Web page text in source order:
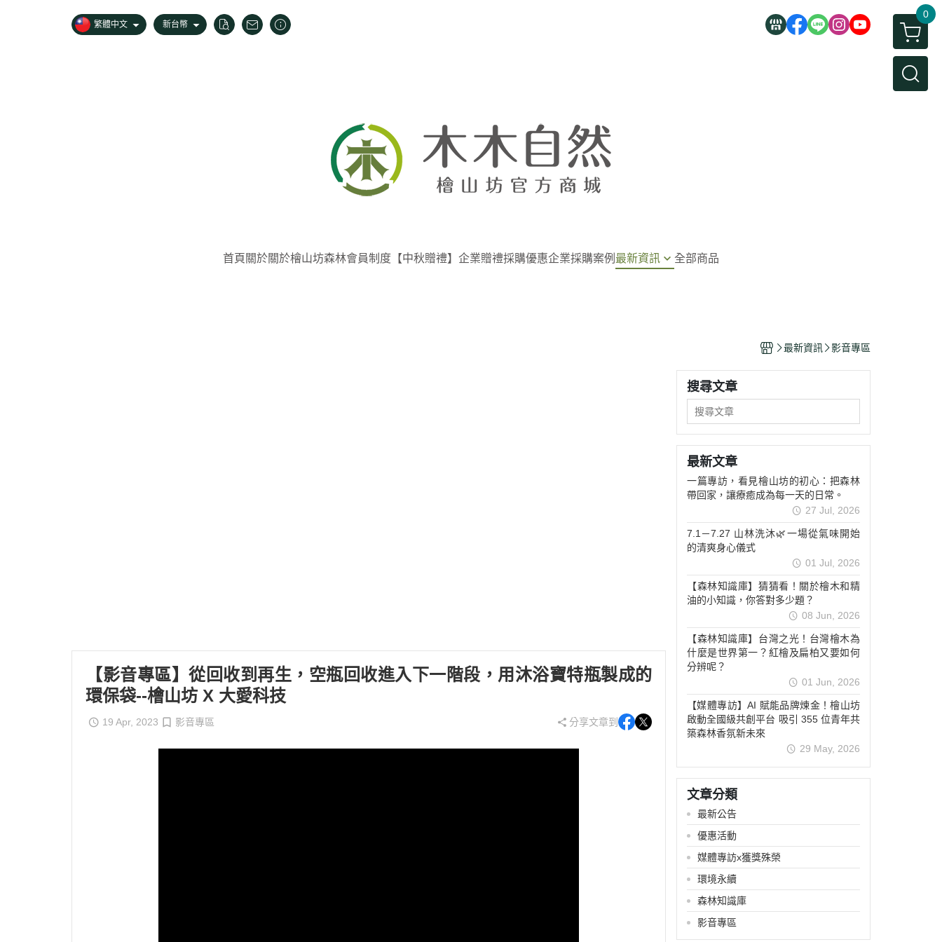
繁體中文 新台幣
0
首頁 關於關於檜山坊森林會員制度 【中秋贈禮】企業贈禮採購優惠企業採購案例 最新資訊 全部商品
最新資訊 影音專區
【影音專區】從回收到再生，空瓶回收進入下一階段，用沐浴寶特瓶製成的
環保袋--檜山坊 X 大愛科技
19 Apr, 2023 影音專區 分享文章到
搜尋文章
最新文章
一篇專訪，看見檜山坊的初心：把森林
帶回家，讓療癒成為每一天的日常。
27 Jul, 2026
7.1－7.27 山林洗沐🌿一場從氣味開始
的清爽身心儀式
01 Jul, 2026
【森林知識庫】猜猜看！關於檜木和精
油的小知識，你答對多少題？
08 Jun, 2026
【森林知識庫】台灣之光！台灣檜木為
什麼是世界第一？紅檜及扁柏又要如何
分辨呢？
01 Jun, 2026
【媒體專訪】AI 賦能品牌煉金！檜山坊
啟動全國級共創平台 吸引 355 位青年共
築森林香氛新未來
29 May, 2026
文章分類
最新公告
優惠活動
媒體專訪x獲獎殊榮
環境永續
森林知識庫
影音專區